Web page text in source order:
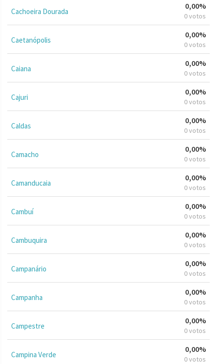
Cachoeira Dourada
0,00%
0 votos
Caetanópolis
0,00%
0 votos
Caiana
0,00%
0 votos
Cajuri
0,00%
0 votos
Caldas
0,00%
0 votos
Camacho
0,00%
0 votos
Camanducaia
0,00%
0 votos
Cambuí
0,00%
0 votos
Cambuquira
0,00%
0 votos
Campanário
0,00%
0 votos
Campanha
0,00%
0 votos
Campestre
0,00%
0 votos
Campina Verde
0,00%
0 votos